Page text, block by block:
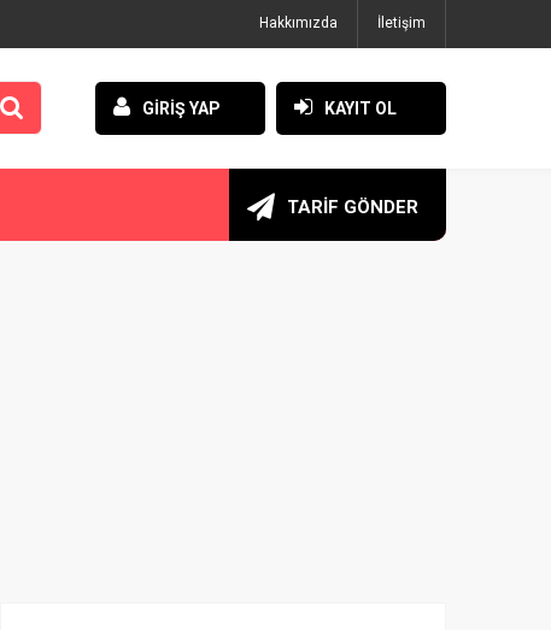
Hakkımızda İletişim
GİRİŞ YAP KAYIT OL
TARİF GÖNDER